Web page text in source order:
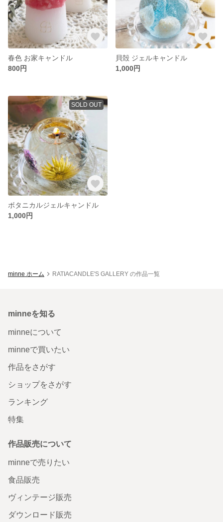
春色 お家キャンドル
800円
貝殻 ジェルキャンドル
1,000円
SOLD OUT
ボタニカルジェルキャンドル
1,000円
minne ホーム RATIACANDLE'S GALLERY の作品一覧
minneを知る
minneについて
minneで買いたい
作品をさがす
ショップをさがす
ランキング
特集
作品販売について
minneで売りたい
食品販売
ヴィンテージ販売
ダウンロード販売